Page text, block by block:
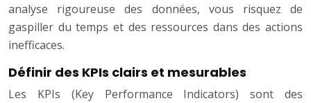
analyse rigoureuse des données, vous risquez de
gaspiller du temps et des ressources dans des actions
inefficaces.
Définir des KPIs clairs et mesurables
Les KPIs (Key Performance Indicators) sont des